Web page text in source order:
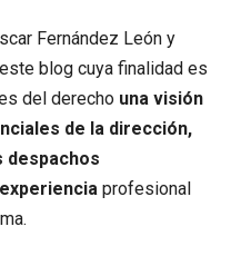
Fernández León y
blog cuya finalidad es
del derecho una visión
de la dirección,
despachos
experiencia profesional